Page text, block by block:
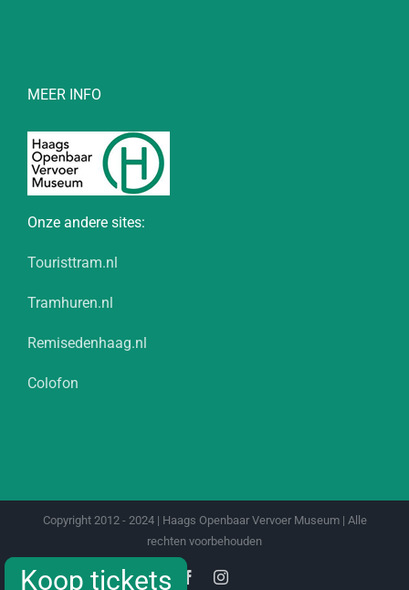
MEER INFO
Onze andere sites:
Touristtram.nl
Tramhuren.nl
Remisedenhaag.nl
Colofon
Copyright 2012 - 2024 | Haags Openbaar Vervoer Museum | Alle
rechten voorbehouden
FacebookInstagram
Koop tickets
Koop tickets